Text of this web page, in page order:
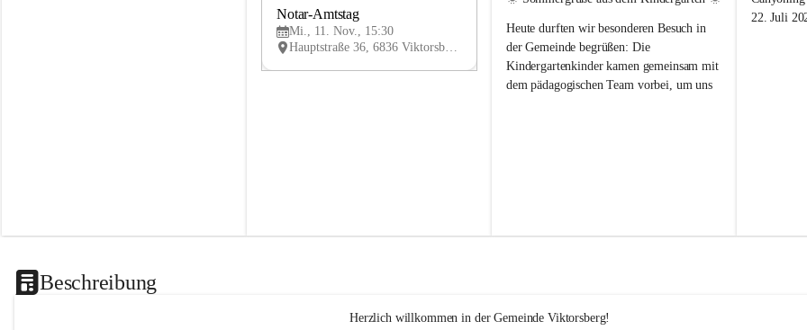
V
Notar-Amtstag
Mi., 11. Nov., 15:30
Hauptstraße 36, 6836 Viktorsberg, AUT
t
o
r
s
Heute durften wir besonderen Besuch in
der Gemeinde begrüßen: Die
Kindergartenkinder kamen gemeinsam mit
dem pädagogischen Team vorbei, um uns
k
22. Juli
Beschreibung
Herzlich willkommen in der Gemeinde Viktorsberg!